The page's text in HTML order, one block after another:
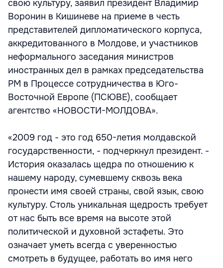
свою культуру, заявил президент Владимир
Воронин в Кишиневе на приеме в честь
представителей дипломатического корпуса,
аккредитованного в Молдове, и участников
неформального заседания министров
иностранных дел в рамках председательства
РМ в Процессе сотрудничества в Юго-
Восточной Европе (ПСЮВЕ), сообщает
агентство «НОВОСТИ-МОЛДОВА».
«2009 год - это год 650-летия молдавской
государственности, - подчеркнул президент. -
История оказалась щедра по отношению к
нашему народу, сумевшему сквозь века
пронести имя своей страны, свой язык, свою
культуру. Столь уникальная щедрость требует
от нас быть все время на высоте этой
политической и духовной эстафеты. Это
означает уметь всегда с уверенностью
смотреть в будущее, работать во имя него